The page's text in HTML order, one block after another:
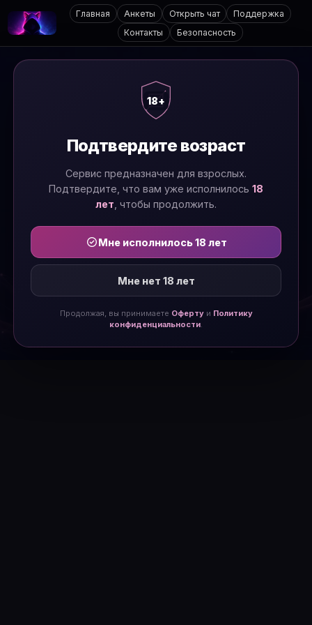
Главная Анкеты Открыть чат
Поддержка
Контакты
Безопасность
18+
Подтвердите возраст
Сервис предназначен для взрослых.
Подтвердите, что вам уже исполнилось 18
лет , чтобы продолжить.
Мне исполнилось 18 лет
Мне нет 18 лет
Продолжая, вы принимаете Офертуи Политику
конфиденциальности.